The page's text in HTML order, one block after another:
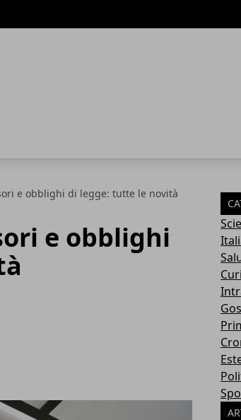
e obblighi di legge: tutte le novità
e obblighi